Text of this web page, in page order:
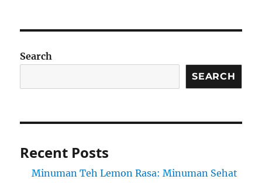
Search
SEARCH
Recent Posts
Minuman Teh Lemon Rasa: Minuman Sehat